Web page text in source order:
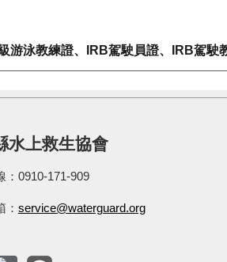
游泳教練證、IRB駕駛員證、IRB駕駛
水上救生協會
：0910-171-909
： service@waterguard.org